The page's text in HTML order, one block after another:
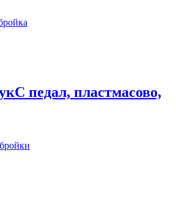
С педал, пластмасово,